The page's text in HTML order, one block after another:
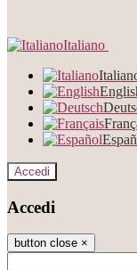
Italiano
Accedi
Accedi
button close ×